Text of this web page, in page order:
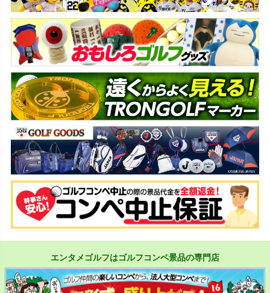
エンタメゴルフはゴルフコンペ景品の専門店